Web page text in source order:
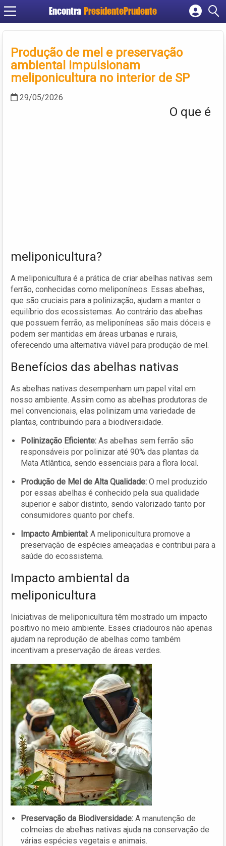
Encontra PresidentePrudente
Cadastrar empresa
Criar conta
Produção de mel e preservação
ambiental impulsionam
meliponicultura no interior de SP
29/05/2026
O que é
meliponicultura?
A meliponicultura é a prática de criar abelhas nativas sem
ferrão, conhecidas como meliponíneos. Essas abelhas,
que são cruciais para a polinização, ajudam a manter o
equilíbrio dos ecossistemas. Ao contrário das abelhas
que possuem ferrão, as meliponíneas são mais dóceis e
podem ser mantidas em áreas urbanas e rurais,
oferecendo uma alternativa viável para produção de mel.
Benefícios das abelhas nativas
As abelhas nativas desempenham um papel vital em
nosso ambiente. Assim como as abelhas produtoras de
mel convencionais, elas polinizam uma variedade de
plantas, contribuindo para a biodiversidade.
Polinização Eficiente: As abelhas sem ferrão são
responsáveis por polinizar até 90% das plantas da
Mata Atlântica, sendo essenciais para a flora local.
Produção de Mel de Alta Qualidade: O mel produzido
por essas abelhas é conhecido pela sua qualidade
superior e sabor distinto, sendo valorizado tanto por
consumidores quanto por chefs.
Impacto Ambiental: A meliponicultura promove a
preservação de espécies ameaçadas e contribui para a
saúde do ecossistema.
Impacto ambiental da
meliponicultura
Iniciativas de meliponicultura têm mostrado um impacto
positivo no meio ambiente. Esses criadouros não apenas
ajudam na reprodução de abelhas como também
incentivam a preservação de áreas verdes.
Preservação da Biodiversidade: A manutenção de
colmeias de abelhas nativas ajuda na conservação de
várias espécies vegetais e animais.